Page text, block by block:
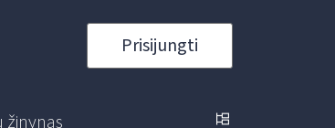
Prisijungti
žinynas